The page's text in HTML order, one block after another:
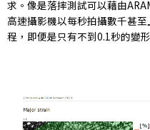
求。像是落摔測試可以藉由
高速攝影機以每秒拍攝數千甚
程，即便是只有不到0.1秒的變